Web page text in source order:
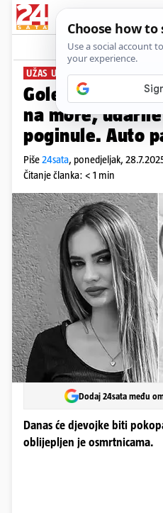
UŽAS U BIH
Golema tuga:
na more,
poginule. Auto
Piše24sata, ponedjeljak,
Čitanje članka: < 1 min
Dodaj 24sata među
Danas će djevojke biti
oblijepljen je osmrtnicama.